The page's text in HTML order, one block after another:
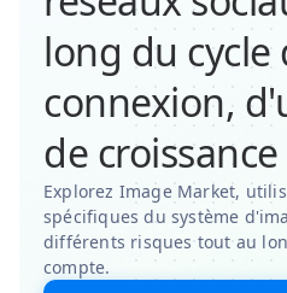
long du cycle
connexion,
de croissance
Explorez Image Market,
spécifiques du système
différents risques tout au
compte.